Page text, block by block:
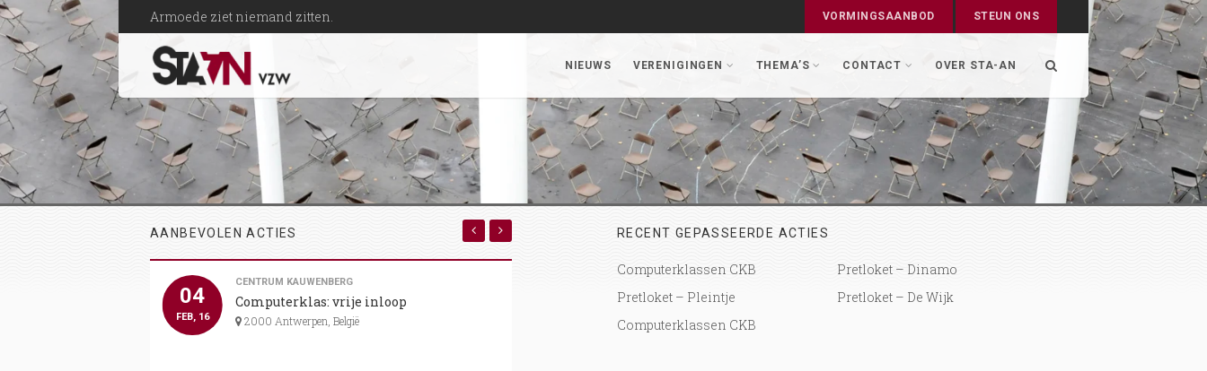
Armoede ziet niemand zitten. VORMINGSAANBOD STEUN ONS
NIEUWS VERENIGINGEN THEMA’S CONTACT OVER STA-AN
AANBEVOLEN ACTIES
04
FEB, 16
CENTRUM KAUWENBERG
Computerklas: vrije inloop
2000 Antwerpen, België
Vrijetijdsloket Nova
2020 Antwerpen, België
11
RECENT GEPASSEERDE ACTIES
Computerklassen CKB
Pretloket – Dinamo
Pretloket – Pleintje
Pretloket – De Wijk
Computerklassen CKB